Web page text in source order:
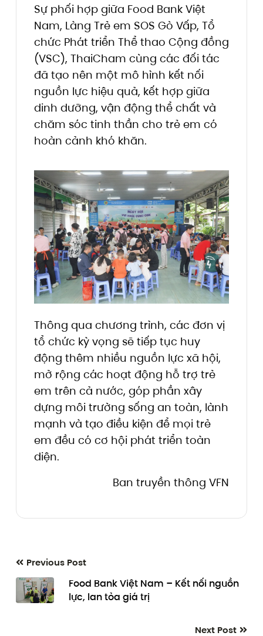
Sự phối hợp giữa Food Bank Việt
Nam, Làng Trẻ em SOS Gò Vấp, Tổ
chức Phát triển Thể thao Cộng đồng
(VSC), ThaiCham cùng các đối tác
đã tạo nên một mô hình kết nối
nguồn lực hiệu quả, kết hợp giữa
dinh dưỡng, vận động thể chất và
chăm sóc tinh thần cho trẻ em có
hoàn cảnh khó khăn.
Thông qua chương trình, các đơn vị
tổ chức kỳ vọng sẽ tiếp tục huy
động thêm nhiều nguồn lực xã hội,
mở rộng các hoạt động hỗ trợ trẻ
em trên cả nước, góp phần xây
dựng môi trường sống an toàn, lành
mạnh và tạo điều kiện để mọi trẻ
em đều có cơ hội phát triển toàn
diện.
Ban truyền thông VFN
Previous Post
Food Bank Việt Nam – Kết nối nguồn
lực, lan tỏa giá trị
Next Post